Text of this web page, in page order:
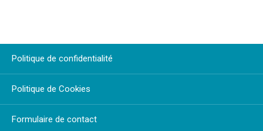
Politique de confidentialité
Politique de Cookies
Formulaire de contact